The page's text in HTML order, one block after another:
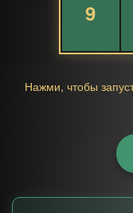
9
Нажми, чтобы